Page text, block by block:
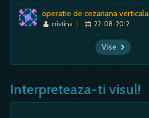
operatie de cezariana verticala
cristina | 22-08-2012
Vise
Interpreteaza-ti visul!